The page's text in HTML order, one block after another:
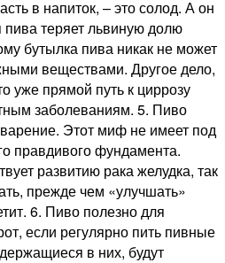
в напиток, – это солод. А он
пива теряет львиную долю
бутылка пива никак не может
веществами. Другое дело,
уже прямой путь к циррозу
заболеваниям. 5. Пиво
Этот миф не имеет под
правдивого фундамента.
развитию рака желудка, так
прежде чем «улучшать»
6. Пиво полезно для
если регулярно пить пивные
в них, будут